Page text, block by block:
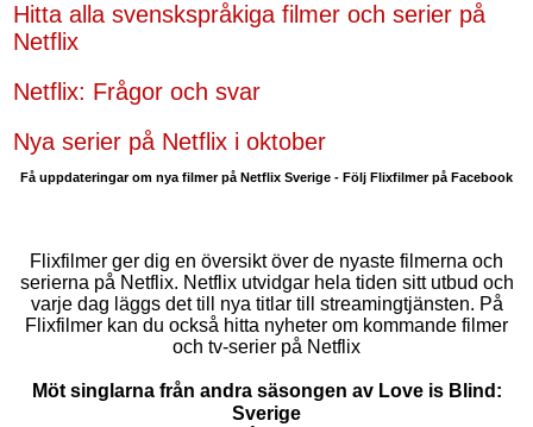
Hitta alla svenskspråkiga filmer och serier på
Netflix
Netflix: Frågor och svar
Nya serier på Netflix i oktober
Få uppdateringar om nya filmer på Netflix Sverige - Följ Flixfilmer på Facebook
Flixfilmer ger dig en översikt över de nyaste filmerna och
serierna på Netflix. Netflix utvidgar hela tiden sitt utbud och
varje dag läggs det till nya titlar till streamingtjänsten. På
Flixfilmer kan du också hitta nyheter om kommande filmer
och tv-serier på Netflix
Möt singlarna från andra säsongen av Love is Blind:
Sverige